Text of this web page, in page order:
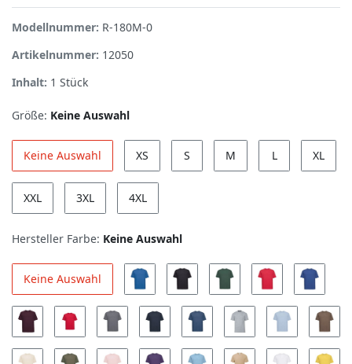
Modellnummer: R-180M-0
Artikelnummer: 12050
Inhalt: 1 Stück
Größe: Keine Auswahl
Keine Auswahl XS S M L XL
XXL 3XL 4XL
Hersteller Farbe: Keine Auswahl
Keine Auswahl